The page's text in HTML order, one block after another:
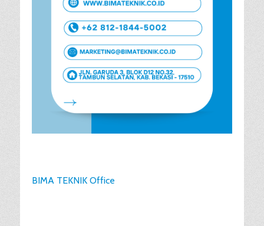
BIMA TEKNIK Office